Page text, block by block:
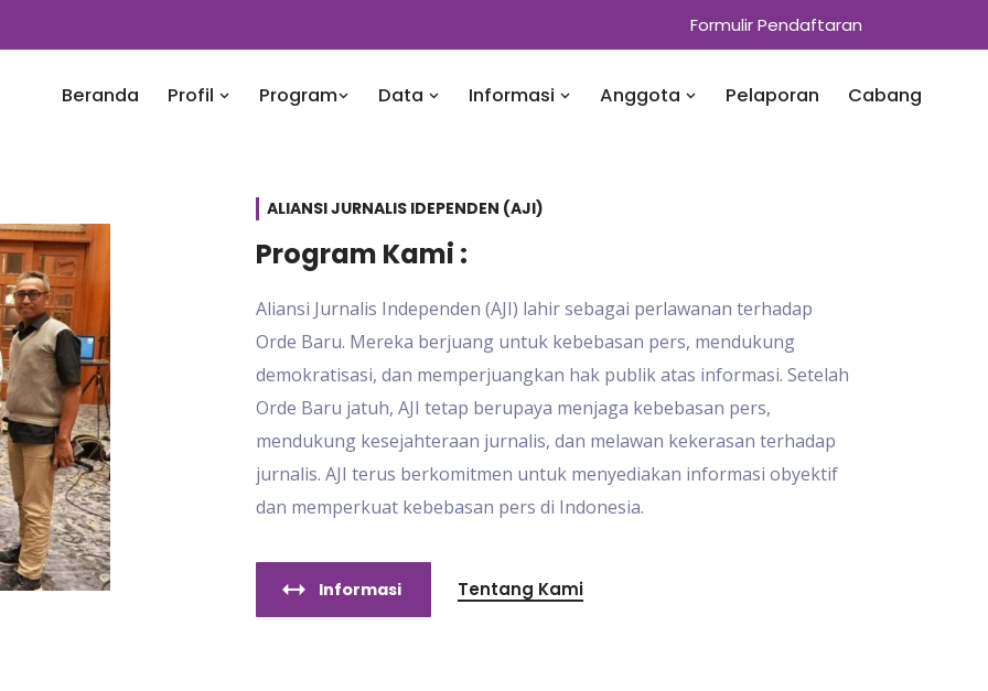
Formulir Pendaftaran
Beranda Profil Program Data Informasi Anggota Pelaporan Cabang
ALIANSI JURNALIS IDEPENDEN (AJI)
Program Kami :
Aliansi Jurnalis Independen (AJI) lahir sebagai perlawanan terhadap
Orde Baru. Mereka berjuang untuk kebebasan pers, mendukung
demokratisasi, dan memperjuangkan hak publik atas informasi. Setelah
Orde Baru jatuh, AJI tetap berupaya menjaga kebebasan pers,
mendukung kesejahteraan jurnalis, dan melawan kekerasan terhadap
jurnalis. AJI terus berkomitmen untuk menyediakan informasi obyektif
dan memperkuat kebebasan pers di Indonesia.
Informasi Tentang Kami